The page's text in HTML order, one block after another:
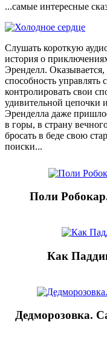
...самые интересные
Слушать короткую
история о
Эренделл.
способность
контролировать свои
удивительной цепочки
Эренделла даже
в горы, в страну
бросать в беде свою
поиски...
Поли
Как
Дедморозовка.